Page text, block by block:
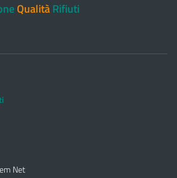
QualitàRifiuti
Net